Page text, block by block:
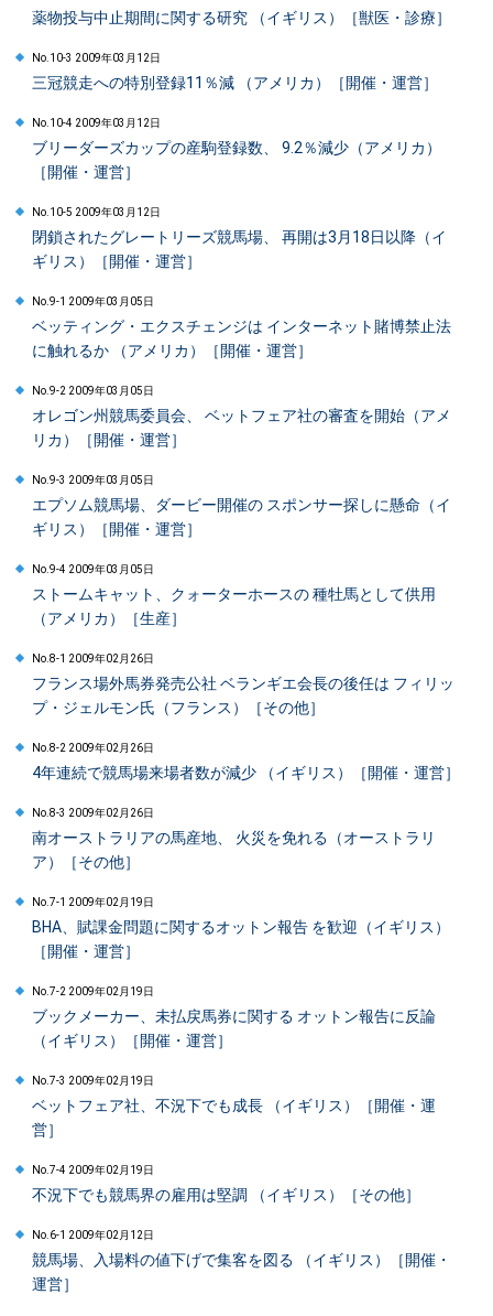
薬物投与中止期間に関する研究 （イギリス）［獣医・診療］
No.10-3 2009年03月12日
三冠競走への特別登録11％減 （アメリカ）［開催・運営］
No.10-4 2009年03月12日
ブリーダーズカップの産駒登録数、 9.2％減少（アメリカ）
［開催・運営］
No.10-5 2009年03月12日
閉鎖されたグレートリーズ競馬場、 再開は3月18日以降（イ
ギリス）［開催・運営］
No.9-1 2009年03月05日
ベッティング・エクスチェンジは インターネット賭博禁止法
に触れるか （アメリカ）［開催・運営］
No.9-2 2009年03月05日
オレゴン州競馬委員会、 ベットフェア社の審査を開始（アメ
リカ）［開催・運営］
No.9-3 2009年03月05日
エプソム競馬場、ダービー開催の スポンサー探しに懸命（イ
ギリス）［開催・運営］
No.9-4 2009年03月05日
ストームキャット、クォーターホースの 種牡馬として供用
（アメリカ）［生産］
No.8-1 2009年02月26日
フランス場外馬券発売公社 ベランギエ会長の後任は フィリッ
プ・ジェルモン氏（フランス）［その他］
No.8-2 2009年02月26日
4年連続で競馬場来場者数が減少 （イギリス）［開催・運営］
No.8-3 2009年02月26日
南オーストラリアの馬産地、 火災を免れる（オーストラリ
ア）［その他］
No.7-1 2009年02月19日
BHA、賦課金問題に関するオットン報告 を歓迎（イギリス）
［開催・運営］
No.7-2 2009年02月19日
ブックメーカー、未払戻馬券に関する オットン報告に反論
（イギリス）［開催・運営］
No.7-3 2009年02月19日
ベットフェア社、不況下でも成長 （イギリス）［開催・運
営］
No.7-4 2009年02月19日
不況下でも競馬界の雇用は堅調 （イギリス）［その他］
No.6-1 2009年02月12日
競馬場、入場料の値下げで集客を図る （イギリス）［開催・
運営］